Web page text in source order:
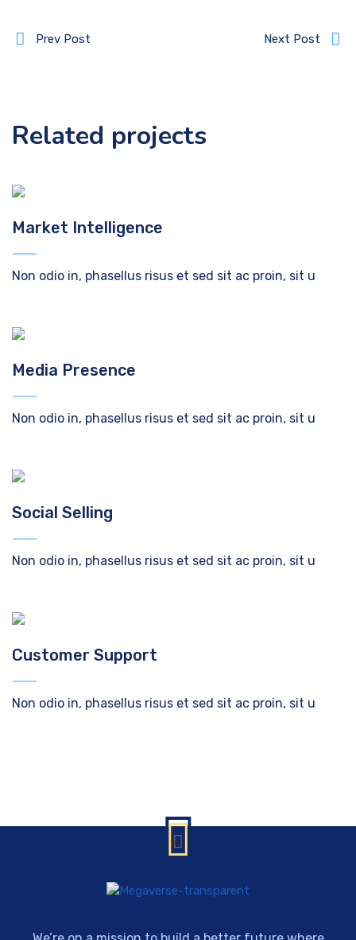
Prev Post Next Post
Related projects
Market Intelligence
Non odio in, phasellus risus et sed sit ac proin, sit u
Media Presence
Non odio in, phasellus risus et sed sit ac proin, sit u
Social Selling
Non odio in, phasellus risus et sed sit ac proin, sit u
Customer Support
Non odio in, phasellus risus et sed sit ac proin, sit u